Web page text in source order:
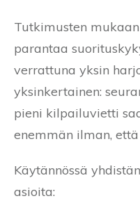
Tutkimusten
parantaa
verrattuna yksin
yksinkertainen:
pieni kilpailuvietti
enemmän ilman,
Käytännössä
asioita: